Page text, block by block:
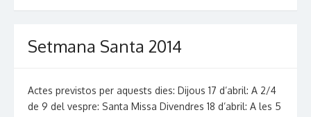
Setmana Santa 2014
Actes previstos per aquests dies: Dijous 17 d’abril: A 2/4
de 9 del vespre: Santa Missa Divendres 18 d’abril: A les 5